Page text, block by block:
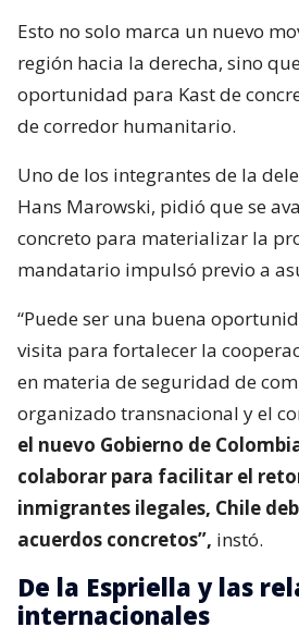
Esto no solo marca un nuevo
región hacia la derecha, sino
oportunidad para Kast de
de corredor humanitario.
Uno de los integrantes de la
Hans Marowski, pidió que se
concreto para materializar la
mandatario impulsó previo a
“Puede ser una buena
visita para fortalecer la
en materia de seguridad de
organizado transnacional y el
el nuevo Gobierno de
colaborar para facilitar el
inmigrantes ilegales, Chile
acuerdos concretos”, instó.
De la Espriella y las
internacionales